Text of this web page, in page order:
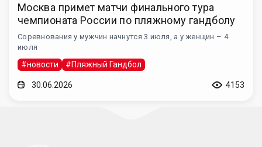
Москва примет матчи финального тура
чемпионата России по пляжному гандболу
Соревнования у мужчин начнутся 3 июля, а у женщин – 4
июля
#новости #Пляжный Гандбол
30.06.2026 4153